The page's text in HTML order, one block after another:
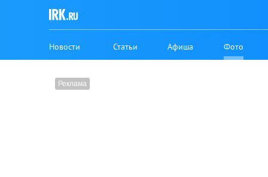
Новости Статьи Афиша Фото